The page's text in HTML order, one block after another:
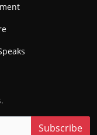
Subscribe